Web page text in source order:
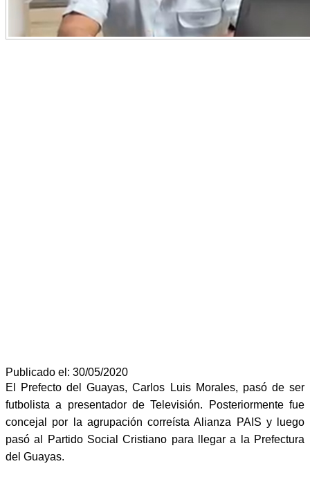
Publicado el: 30/05/2020
El Prefecto del Guayas, Carlos Luis Morales, pasó de ser
futbolista a presentador de Televisión. Posteriormente fue
concejal por la agrupación correísta Alianza PAIS y luego
pasó al Partido Social Cristiano para llegar a la Prefectura
del Guayas.